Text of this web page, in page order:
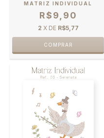
MATRIZ INDIVIDUAL
R$9,90
2 X DE R$5,77